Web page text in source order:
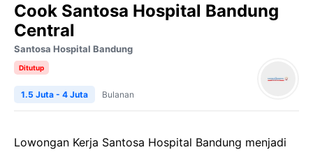
Cook Santosa Hospital Bandung
Central
Santosa Hospital Bandung
Ditutup
1.5 Juta - 4 Juta Bulanan
Lowongan Kerja Santosa Hospital Bandung menjadi